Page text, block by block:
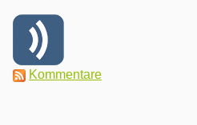
Kommentare